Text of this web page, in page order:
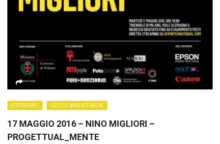
FOTOGRAFI LECTIO MAGISTRALIS
17 MAGGIO 2016 – NINO MIGLIORI –
PROGETTUAL_MENTE